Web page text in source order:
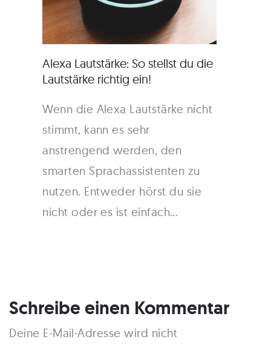
Alexa Lautstärke: So stellst du die
Lautstärke richtig ein!
Wenn die Alexa Lautstärke nicht
stimmt, kann es sehr
anstrengend werden, den
smarten Sprachassistenten zu
nutzen. Entweder hörst du sie
nicht oder es ist einfach…
Schreibe einen Kommentar
Deine E-Mail-Adresse wird nicht